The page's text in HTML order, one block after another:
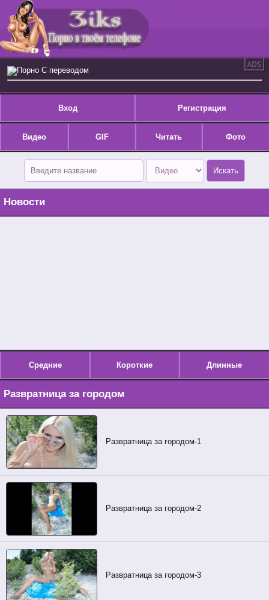
Порно С переводом
Вход Регистрация
Видео GIF Читать Фото
Новости
Средние Короткие Длинные
Развратница за городом
Развратница за городом-1
Развратница за городом-2
Развратница за городом-3